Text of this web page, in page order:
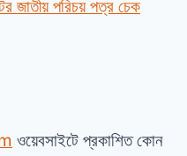
জাতীয় পরিচয় পত্র চেক
ওয়েবসাইটে প্রকাশিত কোন